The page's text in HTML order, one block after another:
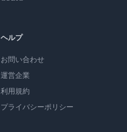
ヘルプ
お問い合わせ
運営企業
利用規約
プライバシーポリシー